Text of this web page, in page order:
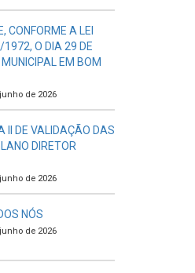
CONFORME A LEI
1972, O DIA 29 DE
EM BOM
de 2026
II DE VALIDAÇÃO DAS
DIRETOR
de 2026
NÓS
de 2026